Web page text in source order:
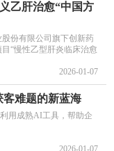
乙肝治愈“中国方
份有限公司旗下创新药
“慢性乙型肝炎临床治愈
2026-01-07
客难题的新蓝海
用成熟AI工具，帮助企
2026-01-07